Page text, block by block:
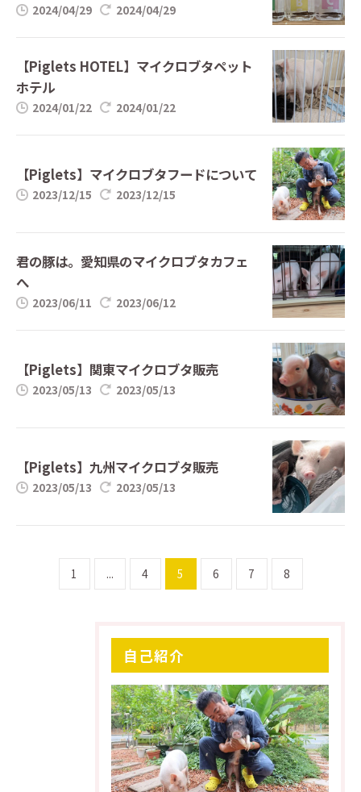
2024/04/29 2024/04/29
【Piglets HOTEL】マイクロブタペット
ホテル
2024/01/22 2024/01/22
【Piglets】マイクロブタフードについて
2023/12/15 2023/12/15
君の豚は。愛知県のマイクロブタカフェ
へ
2023/06/11 2023/06/12
【Piglets】関東マイクロブタ販売
2023/05/13 2023/05/13
【Piglets】九州マイクロブタ販売
2023/05/13 2023/05/13
1 ... 4 5 6 7 8
自己紹介